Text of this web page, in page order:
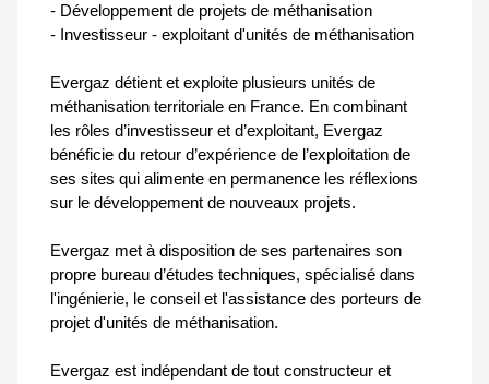
- Développement de projets de méthanisation
- Investisseur - exploitant d'unités de méthanisation
Evergaz détient et exploite plusieurs unités de
méthanisation territoriale en France. En combinant
les rôles d’investisseur et d’exploitant, Evergaz
bénéficie du retour d’expérience de l’exploitation de
ses sites qui alimente en permanence les réflexions
sur le développement de nouveaux projets.
Evergaz met à disposition de ses partenaires son
propre bureau d’études techniques, spécialisé dans
l'ingénierie, le conseil et l'assistance des porteurs de
projet d'unités de méthanisation.
Evergaz est indépendant de tout constructeur et